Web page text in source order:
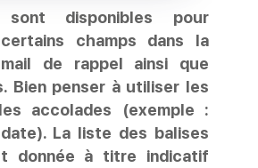
disponibles pour
champs dans la
de rappel ainsi que
Bien penser à utiliser les
accolades (exemple :
La liste des balises
donnée à titre indicatif